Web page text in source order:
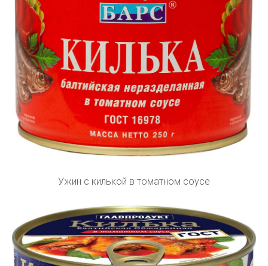
Ужин с килькой в томатном соусе